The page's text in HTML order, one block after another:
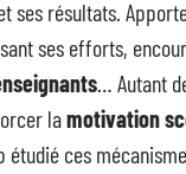
ses résultats.
ses efforts,
… Autant
lamotivation
étudié ces